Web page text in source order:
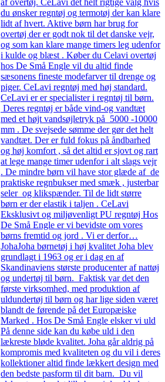
du ønsker regntøj og termotøj der kan klare
lidt af hvert. Aktive børn har brug for
overtøj der er godt nok til det danske vejr,
og som kan klare mange timers leg udenfor
i kulde og blæst . Køber du Celavi overtøj
hos De Små Engle vil du altid finde
sæsonens fineste modefarver til drenge og
piger. CeLavi regntøj med høj standard.
CeLavi er er specialister i regntøj til børn.
Deres regntøj er både vind-og vandtæt
med et højt vandsøjletryk på 5000 -10000
mm . De svejsede sømme der gør det helt
vandtæt. Der er fuld fokus på åndbarhed
og høj komfort , så det altid er sjovt og rart
at lege mange timer udenfor i alt slags vejr
. De mindre børn vil have stor glæde af de
praktiske regnbukser med smæk , justerbar
seler og klikspænder. Til de lidt større
børn er der elastik i taljen . CeLavi
Eksklusivt og miljøvenligt PU regntøj Hos
De Små Engle er vi bevidste om vores
børns fremtid og jord . Vi er derfor…
JohaJoha børnetøj i høj kvalitet Joha blev
grundlagt i 1963 og er i dag en af
Skandinaviens største producenter af nattøj
og undertøj til børn. Faktisk var det den
første virksomhed, med produktion af
uldundertøj til børn og har lige siden været
blandt de førende på det Europæiske
Marked . Hos De Små Engle elsker vi uld
På denne side kan du købe uld i den
lækreste bløde kvalitet. Joha går aldrig på
kompromis med kvaliteten og du vil i deres
kollektioner altid finde lækkert design med
den bedste pasform til dit barn. Du vil